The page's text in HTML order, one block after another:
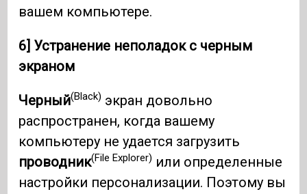
вашем компьютере.
6] Устранение неполадок с черным
экраном
Черный(Black) экран довольно
распространен, когда вашему
компьютеру не удается загрузить
проводник(File Explorer) или определенные
настройки персонализации. Поэтому вы